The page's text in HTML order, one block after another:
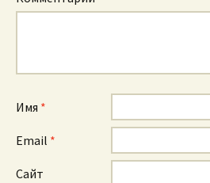
Имя *
Email *
Сайт